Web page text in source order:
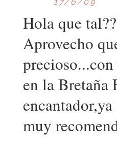
Hola que tal??
Aprovecho
en la Bretaña
muy